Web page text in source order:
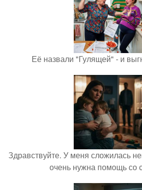
Её назвали "Гулящей" - и
Здравствуйте. У меня сложилась
очень нужна помощь со